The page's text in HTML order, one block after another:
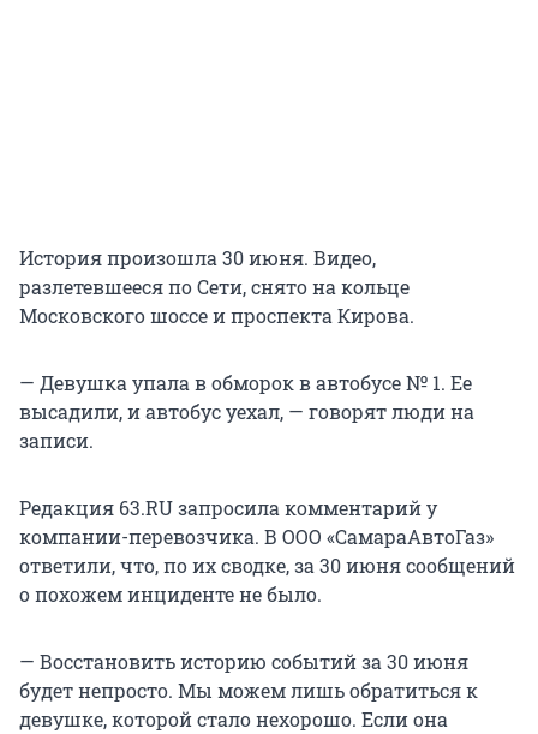
История произошла 30 июня. Видео,
разлетевшееся по Сети, снято на кольце
Московского шоссе и проспекта Кирова.
— Девушка упала в обморок в автобусе № 1. Ее
высадили, и автобус уехал, — говорят люди на
записи.
Редакция 63.RU запросила комментарий у
компании-перевозчика. В ООО «СамараАвтоГаз»
ответили, что, по их сводке, за 30 июня сообщений
о похожем инциденте не было.
— Восстановить историю событий за 30 июня
будет непросто. Мы можем лишь обратиться к
девушке, которой стало нехорошо. Если она